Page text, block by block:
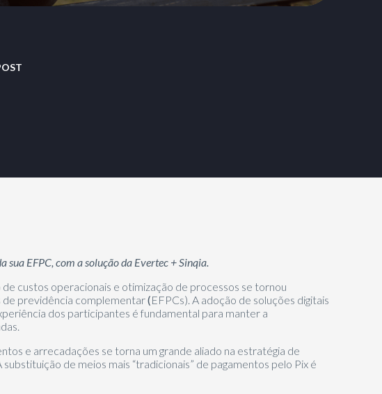
EFPC, com a solução da Evertec + Sinqia.
custos operacionais e otimização de processos se tornou
de previdência complementar(EFPCs). A adoção de soluções digitais
dos participantes é fundamental para manter a
e arrecadações se torna um grande aliado na estratégia de
de meios mais “tradicionais” de pagamentos pelo Pix é